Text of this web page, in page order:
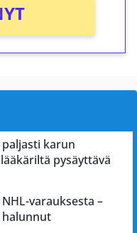
paljasti karun
pysäyttävä
varauksesta –
halunnut